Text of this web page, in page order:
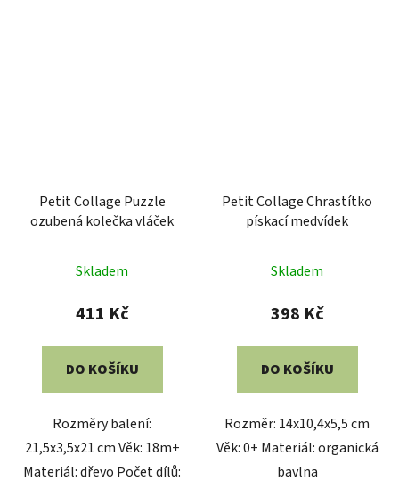
Petit Collage Puzzle
ozubená kolečka vláček
Skladem
411 Kč
DO KOŠÍKU
Rozměry balení:
21,5x3,5x21 cm Věk: 18m+
Materiál: dřevo Počet dílů:
Petit Collage Chrastítko
pískací medvídek
Skladem
398 Kč
DO KOŠÍKU
Rozměr: 14x10,4x5,5 cm
Věk: 0+ Materiál: organická
bavlna